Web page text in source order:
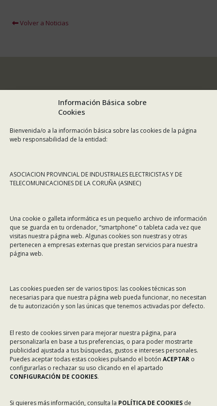
Información Básica sobre
Cookies
Bienvenida/o a la información básica sobre las cookies de la página
web responsabilidad de la entidad:
ASOCIACION PROVINCIAL DE INDUSTRIALES ELECTRICISTAS Y DE
TELECOMUNICACIONES DE LA CORUÑA (ASINEC)
Una cookie o galleta informática es un pequeño archivo de información
que se guarda en tu ordenador, “smartphone” o tableta cada vez que
visitas nuestra página web. Algunas cookies son nuestras y otras
pertenecen a empresas externas que prestan servicios para nuestra
página web.
Las cookies pueden ser de varios tipos: las cookies técnicas son
necesarias para que nuestra página web pueda funcionar, no necesitan
de tu autorización y son las únicas que tenemos activadas por defecto.
El resto de cookies sirven para mejorar nuestra página, para
personalizarla en base a tus preferencias, o para poder mostrarte
publicidad ajustada a tus búsquedas, gustos e intereses personales.
Puedes aceptar todas estas cookies pulsando el botón ACEPTAR o
configurarlas o rechazar su uso clicando en el apartado
CONFIGURACIÓN DE COOKIES.
Si quieres más información, consulta la POLÍTICA DE COOKIES de
Volver a Noticias
Dirección: Rafael Alberti 7, 1º C-D. 15008 A Coruña
Teléfono: 981 299 710
Email: asinec@asinec.org
Noticias
Servicios
Asociados
Tablón de Anuncios
Incidencias en Expediente U.F.D.